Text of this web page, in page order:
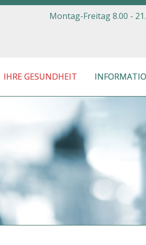
Montag-Freitag 8.00 -
IHRE GESUNDHEIT